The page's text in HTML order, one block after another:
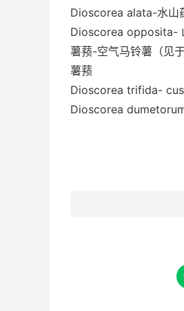
Dioscorea alata-水山
Dioscorea opposita-
薯蓣-空气马铃薯（见
薯蓣
Dioscorea trifida-
Dioscorea